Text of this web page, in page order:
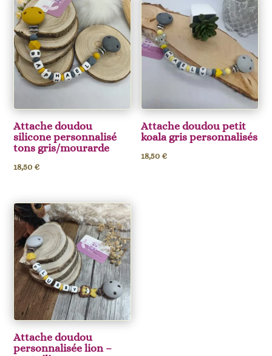
Attache doudou
silicone personnalisé
tons gris/mourarde
18,50 €
Attache doudou petit
koala gris personnalisés
18,50 €
Attache doudou
personnalisée lion –